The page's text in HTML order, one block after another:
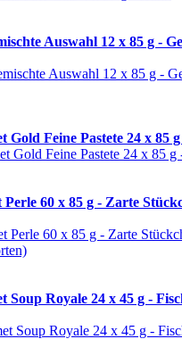
Auswahl 12 x 85 g -
Gold Feine Pastete 24 x 85
60 x 85 g - Zarte
Soup Royale 24 x 45 g -